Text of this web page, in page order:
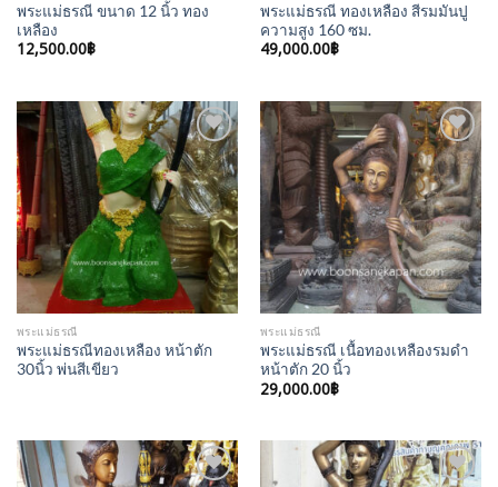
พระแม่ธรณี ขนาด 12 นิ้ว ทอง
เหลือง
12,500.00฿
พระแม่ธรณี ทองเหลือง สีรมมันปู
ความสูง 160 ซม.
49,000.00฿
Add to
Wishlist
พระแม่ธรณี
พระแม่ธรณีทองเหลือง หน้าตัก
30นิ้ว พ่นสีเขียว
Add to
Wishlist
พระแม่ธรณี
พระแม่ธรณี เนื้อทองเหลืองรมดำ
หน้าตัก 20 นิ้ว
29,000.00฿